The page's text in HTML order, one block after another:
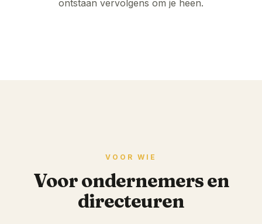
ontstaan vervolgens om je heen.
VOOR WIE
Voor ondernemers en
directeuren